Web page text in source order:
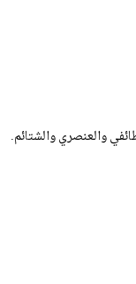
والعنصري والشتائم.